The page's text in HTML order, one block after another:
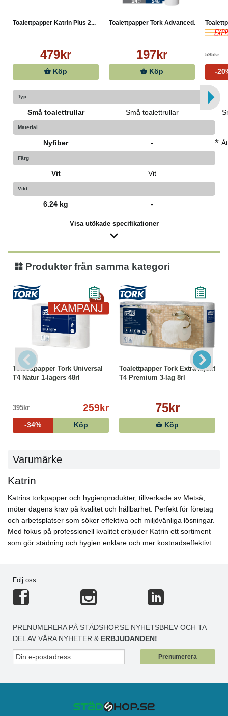
Toalettpapper Katrin Plus 2...
479kr
Köp
Toalettpapper Tork Advanced...
197kr
Köp
595kr
-
Typ
Små toalettrullar Små toalettrullar
Material
Nyfiber - *
Färg
Vit Vit
Vikt
6.24 kg -
Visa utökade specifikationer
Produkter från samma kategori
Toalettpapper Tork Universal
T4 Natur 1-lagers 48rl
395kr 259kr
-34% Köp
Toalettpapper Tork Extra Mjukt
T4 Premium 3-lag 8rl
75kr
Köp
Varumärke
Katrin
Katrins torkpapper och hygienprodukter, tillverkade av Metsä,
möter dagens krav på kvalitet och hållbarhet. Perfekt för företag
och arbetsplatser som söker effektiva och miljövänliga lösningar.
Med fokus på professionell kvalitet erbjuder Katrin ett sortiment
som gör städning och hygien enklare och mer kostnadseffektivt.
Följ oss
PRENUMERERA PÅ STÄDSHOP.SE NYHETSBREV OCH TA
DEL AV VÅRA NYHETER & ERBJUDANDEN!
Prenumerera